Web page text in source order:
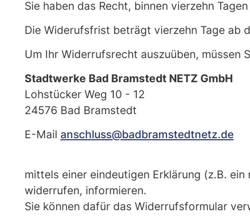
Sie haben das Recht, binnen vierzehn
Die Widerufsfrist beträgt vierzehn Tage ab
Um Ihr Widerrufsrecht auszuüben, müssen
Stadtwerke Bad Bramstedt NETZ GmbH
Lohstücker Weg 10 - 12
24576 Bad Bramstedt
E-Mail anschluss@badbramstedtnetz.de
mittels einer eindeutigen Erklärung (z.B.
widerrufen, informieren.
Sie können dafür das Widerrufsformular